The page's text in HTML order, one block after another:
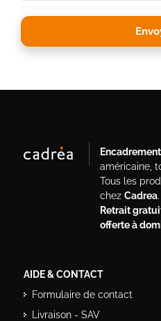
Encadrement
américaine,
Tous les
chez Cadrea.
Retrait
offerte à
AIDE & CONTACT
Formulaire de contact
Livraison - SAV